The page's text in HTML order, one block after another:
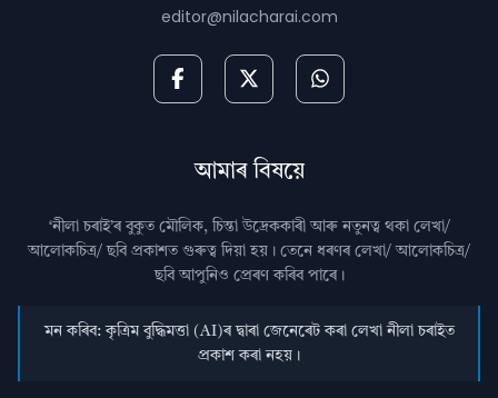
editor@nilacharai.com
আমাৰ বিষয়ে
‘নীলা চৰাই’ৰ বুকুত মৌলিক, চিন্তা উদ্রেককাৰী আৰু নতুনত্ব থকা লেখা/
আলোকচিত্ৰ/ ছবি প্রকাশত গুৰুত্ব দিয়া হয়। তেনে ধৰণৰ লেখা/ আলোকচিত্ৰ/
ছবি আপুনিও প্রেৰণ কৰিব পাৰে।
মন কৰিব: কৃত্ৰিম বুদ্ধিমত্তা (AI)ৰ দ্বাৰা জেনেৰেট কৰা লেখা নীলা চৰাইত
প্ৰকাশ কৰা নহয়।